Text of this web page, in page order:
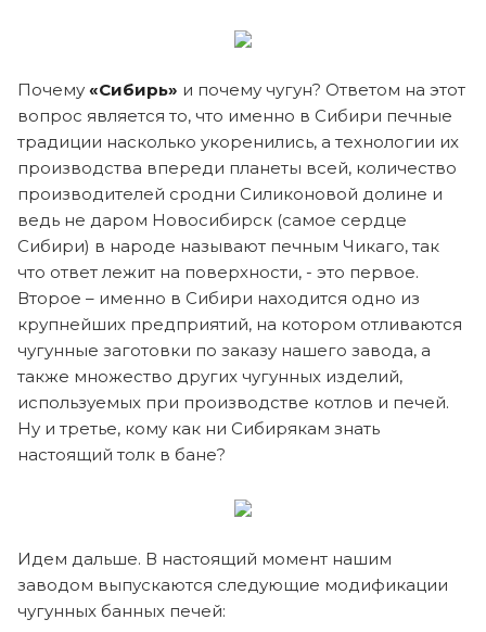
Почему «Сибирь» и почему чугун? Ответом на этот
вопрос является то, что именно в Сибири печные
традиции насколько укоренились, а технологии их
производства впереди планеты всей, количество
производителей сродни Силиконовой долине и
ведь не даром Новосибирск (самое сердце
Сибири) в народе называют печным Чикаго, так
что ответ лежит на поверхности, - это первое.
Второе – именно в Сибири находится одно из
крупнейших предприятий, на котором отливаются
чугунные заготовки по заказу нашего завода, а
также множество других чугунных изделий,
используемых при производстве котлов и печей.
Ну и третье, кому как ни Сибирякам знать
настоящий толк в бане?
Идем дальше. В настоящий момент нашим
заводом выпускаются следующие модификации
чугунных банных печей: